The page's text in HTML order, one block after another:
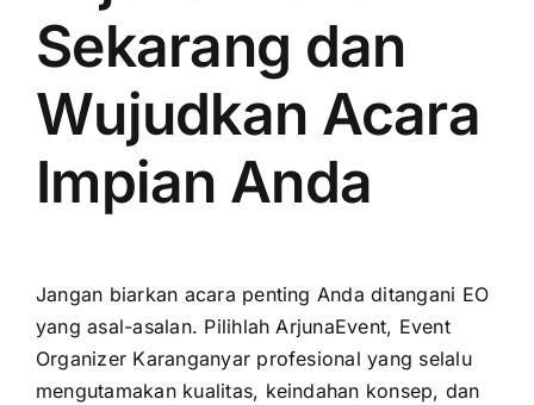
Sekarang dan
Wujudkan Acara
Impian Anda
Jangan biarkan acara penting Anda ditangani EO
yang asal-asalan. Pilihlah ArjunaEvent, Event
Organizer Karanganyar profesional yang selalu
mengutamakan kualitas, keindahan konsep, dan